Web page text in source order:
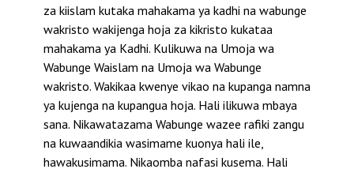
za kiislam kutaka mahakama ya kadhi na wabunge
wakristo wakijenga hoja za kikristo kukataa
mahakama ya Kadhi. Kulikuwa na Umoja wa
Wabunge Waislam na Umoja wa Wabunge
wakristo. Wakikaa kwenye vikao na kupanga namna
ya kujenga na kupangua hoja. Hali ilikuwa mbaya
sana. Nikawatazama Wabunge wazee rafiki zangu
na kuwaandikia wasimame kuonya hali ile,
hawakusimama. Nikaomba nafasi kusema. Hali